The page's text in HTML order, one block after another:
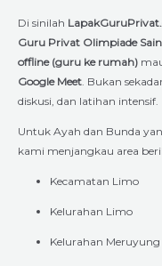
Di sinilah
Guru Privat Olimpiade
offline (guru ke rumah)
Google Meet . Bukan
diskusi, dan latihan intensif.
Untuk Ayah dan Bunda
kami menjangkau area
Kecamatan Limo
Kelurahan Limo
Kelurahan Meruyung